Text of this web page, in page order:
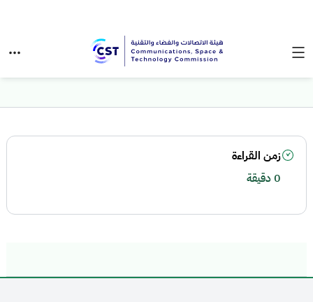
زمن القراءة
0 دقيقة